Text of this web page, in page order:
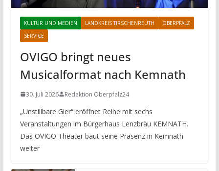
KULTUR UND MEDIEN LANDKREIS TIRSCHENREUTH
OBERPFALZ
SERVICE
OVIGO bringt neues
Musicalformat nach Kemnath
30. Juli 2026 Redaktion Oberpfalz24
„Unstillbare Gier“ eröffnet Reihe mit sechs
Veranstaltungen im Bürgerhaus Lenzbräu KEMNATH.
Das OVIGO Theater baut seine Präsenz in Kemnath
weiter